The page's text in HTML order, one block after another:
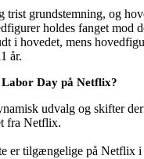
grundstemning, og
holdes fanget mod
i hovedet, mens
år.
Day på Netflix?
udvalg og skifter
fra Netflix.
er tilgængelige på Netflix i